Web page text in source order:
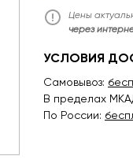
Цены
через
УСЛОВИЯ
Самовывоз:
В пределах
По России: